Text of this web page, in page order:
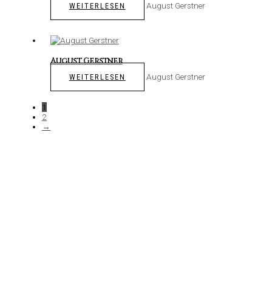
WEITERLESEN August Gerstner
August Gerstner
WEITERLESEN August Gerstner
1
2
→